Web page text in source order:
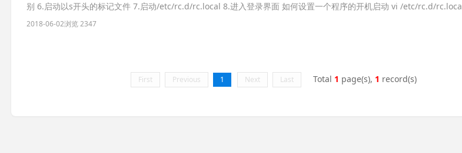
别 6.启动以s开头的标记文件 7.启动/etc/rc.d/rc.local 8.进入登录界面 如何设置一个程序的开机启动 vi /etc/rc.d/rc.loca
2018-06-02浏览 2347
First Previous 1 Next Last Total 1 page(s), 1 record(s)